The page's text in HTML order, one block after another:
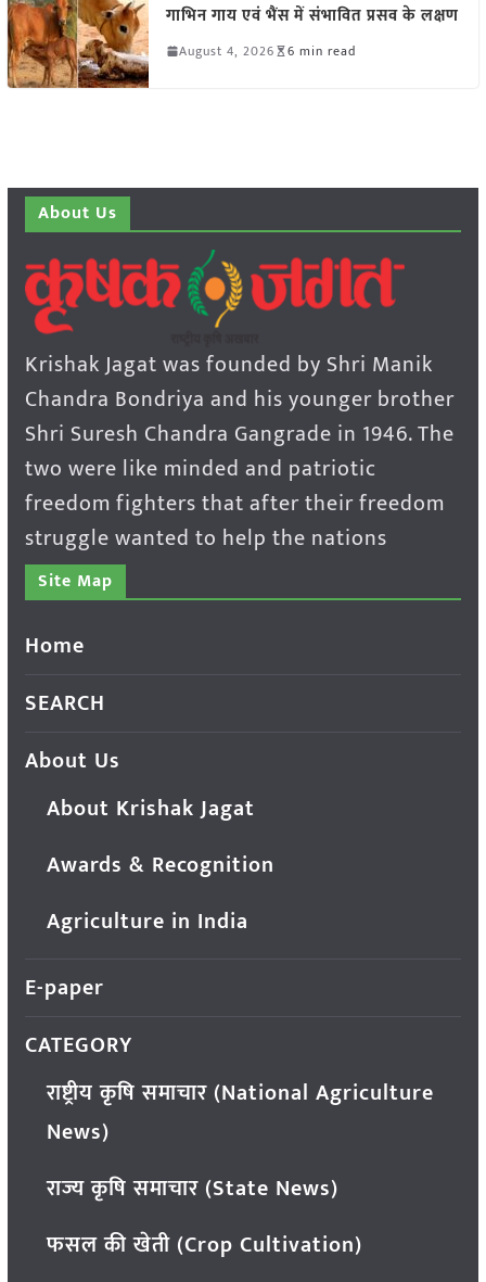
गाभिन गाय एवं भैंस में संभावित प्रसव के लक्षण
August 4, 2026 6 min read
About Us
Krishak Jagat was founded by Shri Manik
Chandra Bondriya and his younger brother
Shri Suresh Chandra Gangrade in 1946. The
two were like minded and patriotic
freedom fighters that after their freedom
struggle wanted to help the nations
Site Map
Home
SEARCH
About Us
About Krishak Jagat
Awards & Recognition
Agriculture in India
E-paper
CATEGORY
राष्ट्रीय कृषि समाचार (National Agriculture
News)
राज्य कृषि समाचार (State News)
फसल की खेती (Crop Cultivation)